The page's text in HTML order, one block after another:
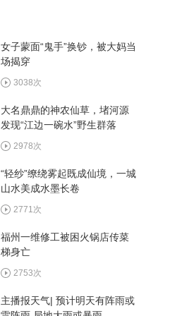
西十高铁执行优惠票价 十堰
往返西安6.4折起
看村BA畅游郧阳 多家景区
推出观赛福利
湖北省和美乡村篮球大赛总
决赛8月13日在郧阳区开赛
女子蒙面“鬼手”换钞，被大妈当
场揭穿
3038次
大名鼎鼎的神农仙草，堵河源
发现“江边一碗水”野生群落
2978次
“轻纱”缭绕雾起既成仙境，一城
山水美成水墨长卷
2771次
福州一维修工被困火锅店传菜
梯身亡
2753次
主播报天气| 预计明天有阵雨或